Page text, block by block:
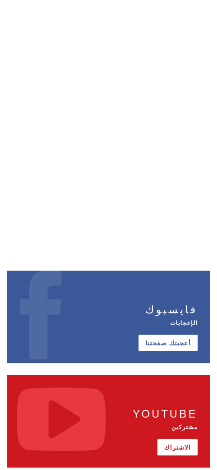
فايسبوك
الإعجابات
أعجبتك صفحتنا
YOUTUBE
مشتركين
الاشتراك